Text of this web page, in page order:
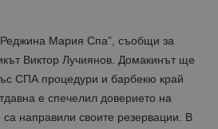
Мария Спа”, съобщи за
Виктор Лучиянов. Домакинът ще
СПА процедури и барбекю край
е спечелил доверието на
направили своите резервации. В